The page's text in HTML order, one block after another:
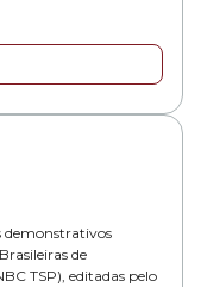
demonstrativos
de
TSP), editadas pelo